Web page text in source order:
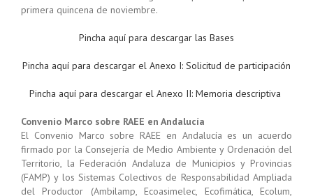
primera quincena de noviembre.
Pincha aquí para descargar las Bases
Pincha aquí para descargar el Anexo I: Solicitud de participación
Pincha aquí para descargar el Anexo II: Memoria descriptiva
Convenio Marco sobre RAEE en Andalucía
El Convenio Marco sobre RAEE en Andalucía es un acuerdo
firmado por la Consejería de Medio Ambiente y Ordenación del
Territorio, la Federación Andaluza de Municipios y Provincias
(FAMP) y los Sistemas Colectivos de Responsabilidad Ampliada
del Productor (Ambilamp, Ecoasimelec, Ecofimática, Ecolum,